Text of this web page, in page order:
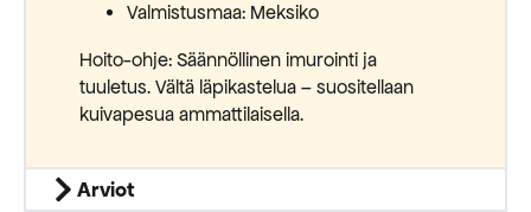
Valmistusmaa: Meksiko
Hoito-ohje: Säännöllinen imurointi ja
tuuletus. Vältä läpikastelua – suositellaan
kuivapesua ammattilaisella.
Arviot